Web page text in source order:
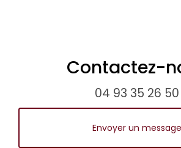
Contactez-
04 93 35 26 50
Envoyer un message